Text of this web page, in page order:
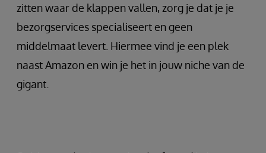
zitten waar de klappen vallen, zorg je dat je je
bezorgservices specialiseert en geen
middelmaat levert. Hiermee vind je een plek
naast Amazon en win je het in jouw niche van de
gigant.